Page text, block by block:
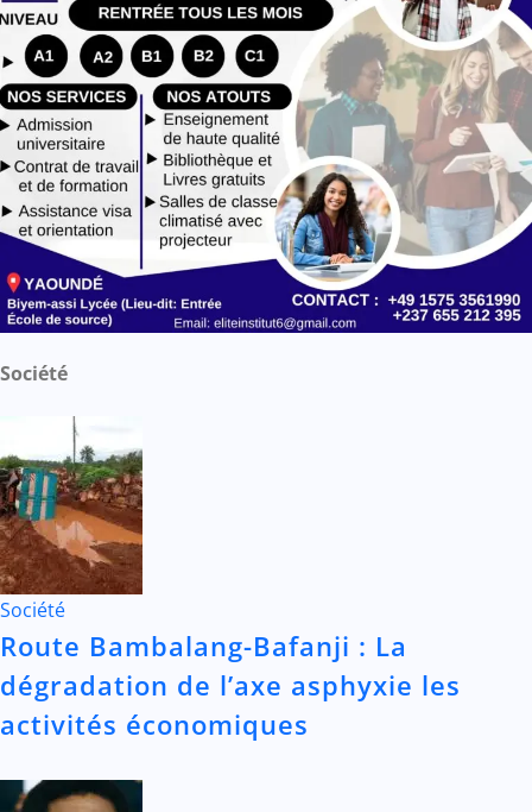
Société
Société
Route Bambalang-Bafanji : La
dégradation de l’axe asphyxie les
activités économiques